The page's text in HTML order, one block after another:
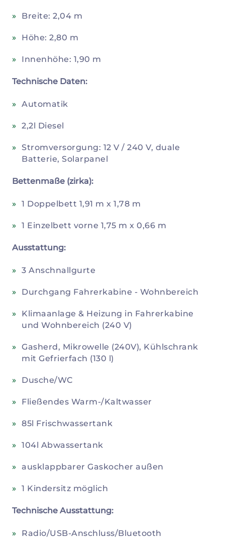
Breite: 2,04 m
Höhe: 2,80 m
Innenhöhe: 1,90 m
Technische Daten:
Automatik
2,2l Diesel
Stromversorgung: 12 V / 240 V, duale
Batterie, Solarpanel
Bettenmaße (zirka):
1 Doppelbett 1,91 m x 1,78 m
1 Einzelbett vorne 1,75 m x 0,66 m
Ausstattung:
3 Anschnallgurte
Durchgang Fahrerkabine - Wohnbereich
Klimaanlage & Heizung in Fahrerkabine
und Wohnbereich (240 V)
Gasherd, Mikrowelle (240V), Kühlschrank
mit Gefrierfach (130 l)
Dusche/WC
Fließendes Warm-/Kaltwasser
85l Frischwassertank
104l Abwassertank
ausklappbarer Gaskocher außen
1 Kindersitz möglich
Technische Ausstattung:
Radio/USB-Anschluss/Bluetooth